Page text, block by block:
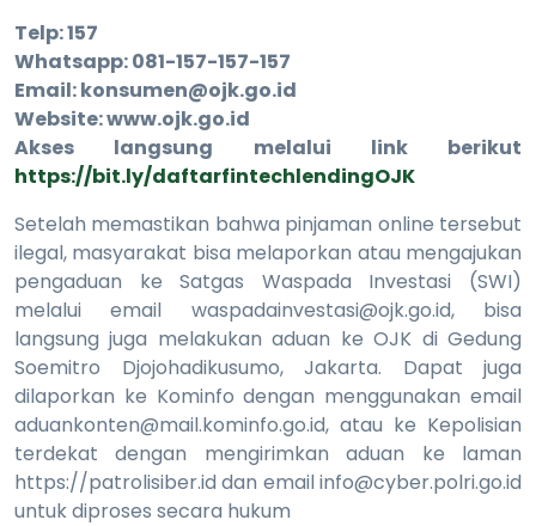
Telp: 157
Whatsapp: 081-157-157-157
Email: konsumen@ojk.go.id
Website: www.ojk.go.id
Akses langsung melalui link berikut
https://bit.ly/daftarfintechlendingOJK
Setelah memastikan bahwa pinjaman online tersebut
ilegal, masyarakat bisa melaporkan atau mengajukan
pengaduan ke Satgas Waspada Investasi (SWI)
melalui email waspadainvestasi@ojk.go.id, bisa
langsung juga melakukan aduan ke OJK di Gedung
Soemitro Djojohadikusumo, Jakarta. Dapat juga
dilaporkan ke Kominfo dengan menggunakan email
aduankonten@mail.kominfo.go.id, atau ke Kepolisian
terdekat dengan mengirimkan aduan ke laman
https://patrolisiber.id dan email info@cyber.polri.go.id
untuk diproses secara hukum